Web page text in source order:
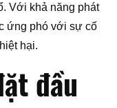
Với khả năng phát
ứng phó với sự cố
hại.
đầu